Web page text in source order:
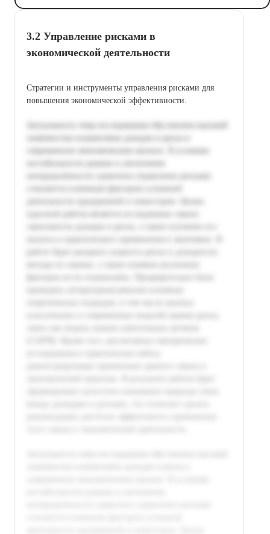
3.2 Управление рисками в
экономической деятельности
Стратегии и инструменты управления рисками для
повышения экономической эффективности.